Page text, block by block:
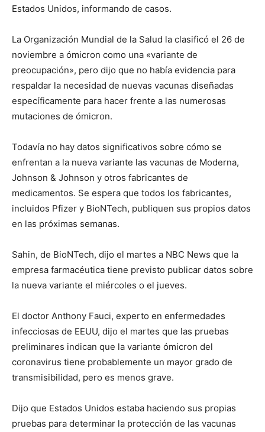
Estados Unidos, informando de casos.
La Organización Mundial de la Salud la clasificó el 26 de
noviembre a ómicron como una «variante de
preocupación», pero dijo que no había evidencia para
respaldar la necesidad de nuevas vacunas diseñadas
específicamente para hacer frente a las numerosas
mutaciones de ómicron.
Todavía no hay datos significativos sobre cómo se
enfrentan a la nueva variante las vacunas de Moderna,
Johnson & Johnson y otros fabricantes de
medicamentos. Se espera que todos los fabricantes,
incluidos Pfizer y BioNTech, publiquen sus propios datos
en las próximas semanas.
Sahin, de BioNTech, dijo el martes a NBC News que la
empresa farmacéutica tiene previsto publicar datos sobre
la nueva variante el miércoles o el jueves.
El doctor Anthony Fauci, experto en enfermedades
infecciosas de EEUU, dijo el martes que las pruebas
preliminares indican que la variante ómicron del
coronavirus tiene probablemente un mayor grado de
transmisibilidad, pero es menos grave.
Dijo que Estados Unidos estaba haciendo sus propias
pruebas para determinar la protección de las vacunas